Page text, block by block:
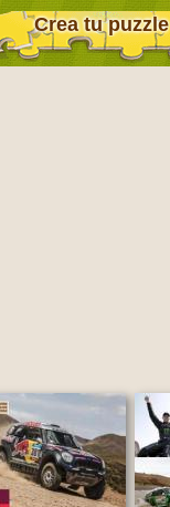
Crea tu puzzle